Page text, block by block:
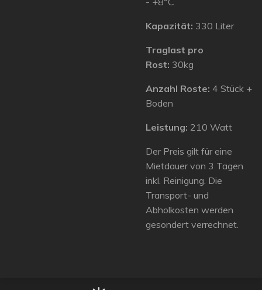
Kapazität: 330 Liter
Traglast pro
Rost: 30kg
Anzahl Roste: 4 Stück +
Boden
Leistung: 210 Watt
Der Preis gilt für eine
Mietdauer von 3 Tagen
inkl. Reinigung. Die
Transport- und
Abholkosten werden
gesondert verrechnet.